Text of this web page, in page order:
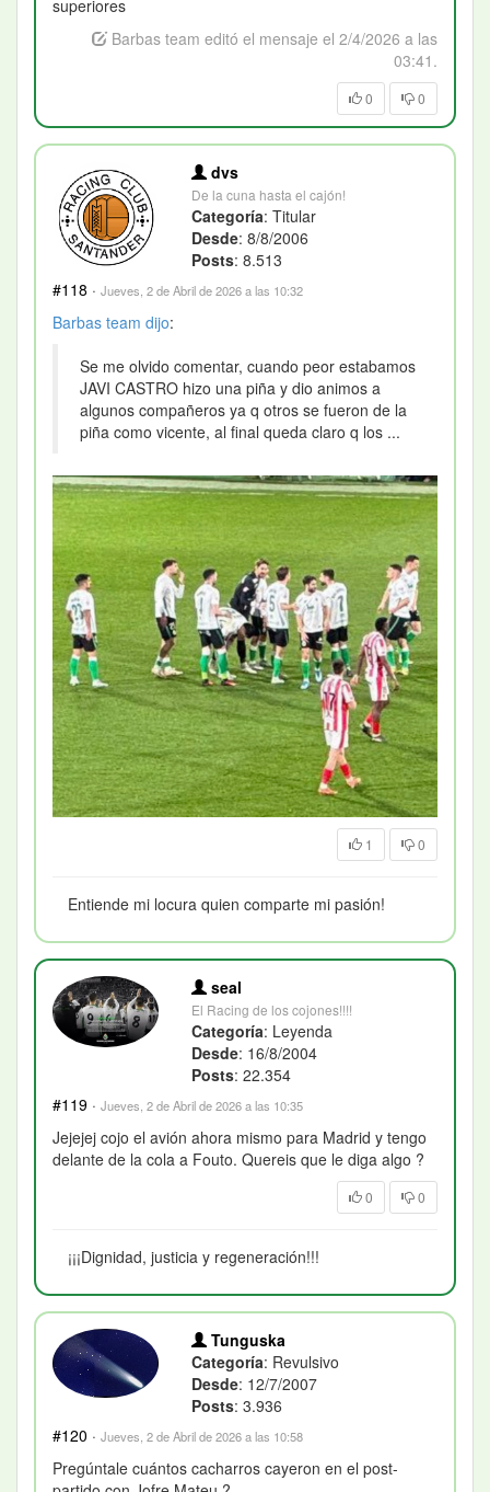
superiores
Barbas team editó el mensaje el 2/4/2026 a las
03:41.
0 0
dvs
De la cuna hasta el cajón!
Categoría: Titular
Desde: 8/8/2006
Posts: 8.513
#118 · Jueves, 2 de Abril de 2026 a las 10:32
Barbas team dijo:
Se me olvido comentar, cuando peor estabamos
JAVI CASTRO hizo una piña y dio animos a
algunos compañeros ya q otros se fueron de la
piña como vicente, al final queda claro q los ...
1 0
Entiende mi locura quien comparte mi pasión!
seal
El Racing de los cojones!!!!
Categoría: Leyenda
Desde: 16/8/2004
Posts: 22.354
#119 · Jueves, 2 de Abril de 2026 a las 10:35
Jejejej cojo el avión ahora mismo para Madrid y tengo
delante de la cola a Fouto. Quereis que le diga algo ?
0 0
¡¡¡Dignidad, justicia y regeneración!!!
Tunguska
Categoría: Revulsivo
Desde: 12/7/2007
Posts: 3.936
#120 · Jueves, 2 de Abril de 2026 a las 10:58
Pregúntale cuántos cacharros cayeron en el post-